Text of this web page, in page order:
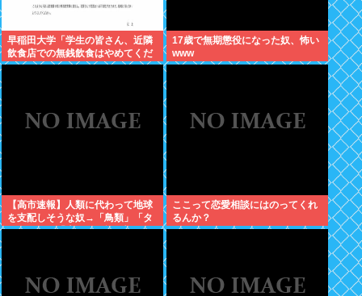
早稲田大学「学生の皆さん、近隣
飲食店での無銭飲食はやめてくだ
さい」
17歳で無期懲役になった奴、怖い
www
【高市速報】人類に代わって地球
を支配しそうな奴→「鳥類」「タ
コ・イカ」「麦」の3強に絞られ
ここって恋愛相談にはのってくれ
るんか？